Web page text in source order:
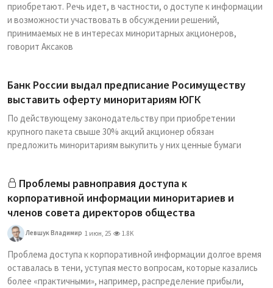
приобретают. Речь идет, в частности, о доступе к информации
и возможности участвовать в обсуждении решений,
принимаемых не в интересах миноритарных акционеров,
говорит Аксаков
Банк России выдал предписание Росимуществу
выставить оферту миноритариям ЮГК
По действующему законодательству при приобретении
крупного пакета свыше 30% акций акционер обязан
предложить миноритариям выкупить у них ценные бумаги
Проблемы равноправия доступа к
корпоративной информации миноритариев и
членов совета директоров общества
Левшук Владимир 1 июн, 25 1.8K
Проблема доступа к корпоративной информации долгое время
оставалась в тени, уступая место вопросам, которые казались
более «практичными», например, распределение прибыли,